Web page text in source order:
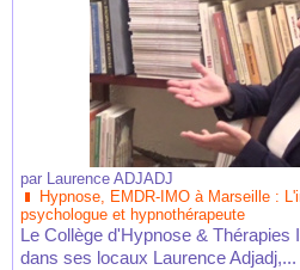
par Laurence ADJADJ
Hypnose, EMDR-IMO à Marseille :
psychologue et hypnothérapeute
Le Collège d'Hypnose & Thérapies
dans ses locaux Laurence Adjadj,...